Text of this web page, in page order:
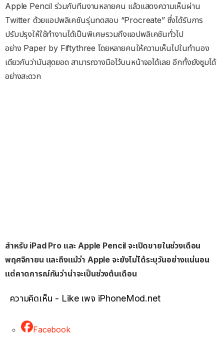
Apple Pencil ร่วมกับทีมงานหลายคน แล้วแสดงความเห็นผ่าน
Twitter ด้วยแอปพลิเคชันรุ่นทดสอบ “Procreate” ซึ่งได้รับการ
ปรับปรุงให้ใช้ทำงานได้เป็นพิเศษรวมถึงแอปพลิเคชันทั่วไป
อย่าง Paper by Fiftythree โดยหลายคนให้ความเห็นไปในทำนอง
เดียวกันว่ามันสุดยอด สามารถวางมือไว้บนหน้าจอได้เลย อีกทั้งยังซูมได้
อย่างสะดวก
สำหรับ iPad Pro และ Apple Pencil จะเปิดขายในช่วงเดือน
พฤศจิกายน และถึงแม้ว่า Apple จะยังไม่ได้ระบุวันอย่างแน่นอน
แต่คาดการณ์กันว่าน่าจะเป็นช่วงต้นเดือน
ความคิดเห็น - Like เพจ iPhoneMod.net
Facebook